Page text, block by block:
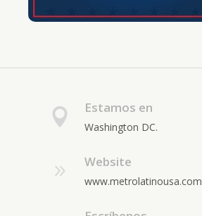
Estamos en
Washington DC.
Website
www.metrolatinousa.com